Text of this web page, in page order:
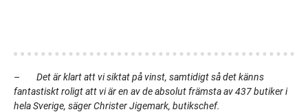
–
Det är klart att vi siktat på vinst, samtidigt så det känns
fantastiskt roligt att vi är en av de absolut främsta av 437 butiker i
hela Sverige, säger ChristerJigemark, butikschef.